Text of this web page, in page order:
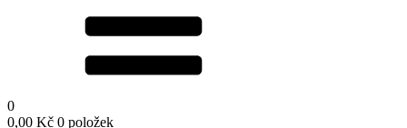
0
0,00 Kč 0 položek